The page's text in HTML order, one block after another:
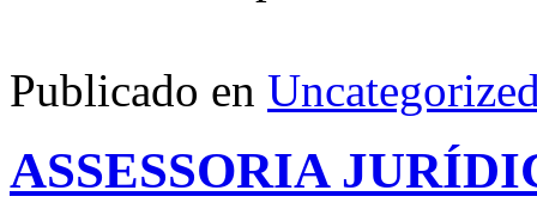
Publicado en
ASSESSORIA